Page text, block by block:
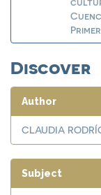
Discover
Author
CLAUDIA
Subject